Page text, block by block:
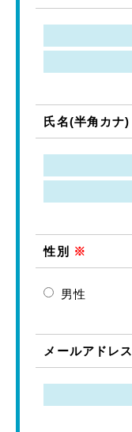
氏名(半角カナ)
性別 ※
男性
メールアドレス